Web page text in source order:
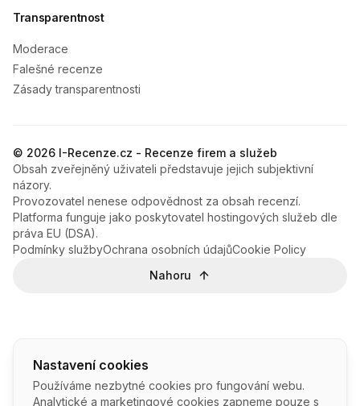
Nastavení cookies
Používáme nezbytné cookies pro fungování webu.
Analytické a marketingové cookies zapneme pouze s
Transparentnost
Moderace
Falešné recenze
Zásady transparentnosti
© 2026 I-Recenze.cz - Recenze firem a služeb
Obsah zveřejněný uživateli představuje jejich subjektivní
názory.
Provozovatel nenese odpovědnost za obsah recenzí.
Platforma funguje jako poskytovatel hostingových služeb dle
práva EU (DSA).
Podmínky službyOchrana osobních údajůCookie Policy
Nahoru